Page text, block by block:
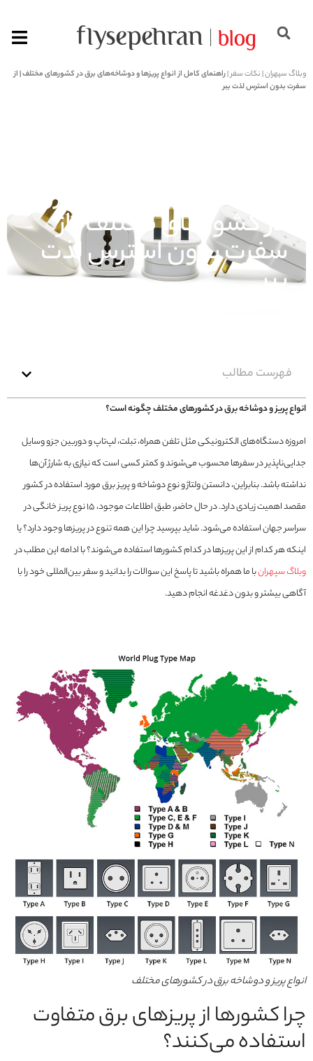
وبلاگ سپهران|نکات سفر|راهنمای کامل از انواع پریزها و دوشاخه‌های برق در کشورهای مختلف | از
سفرت بدون استرس لذت ببر
پریزها و دوشاخه‌های برق
در کشورهای مختلف | از
سفرت بدون استرس لذت
ببر
فهرست مطالب
انواع پریز و دوشاخه برق در کشورهای مختلف چگونه است؟
امروزه دستگاه‌های الکترونیکی مثل تلفن همراه، تبلت، لپ‌تاپ و دوربین جزو وسایل
جدایی‌ناپذیر در سفرها محسوب می‌شوند و کمتر کسی است که نیازی به شارژ آن‌ها
نداشته باشد. بنابراین، دانستن ولتاژ و نوع دوشاخه و پریز برق مورد استفاده در کشور
مقصد اهمیت زیادی دارد. در حال حاضر، طبق اطلاعات موجود، ۱۵ نوع پریز خانگی در
سراسر جهان استفاده می‌شود. شاید بپرسید چرا این همه تنوع در پریزها وجود دارد؟ یا
اینکه هر کدام از این پریزها در کدام کشورها استفاده می‌شوند؟ با ادامه این مطلب در
وبلاگ سپهرانبا ما همراه باشید تا پاسخ این سوالات را بدانید و سفر بین‌المللی خود را با
آگاهی بیشتر و بدون دغدغه انجام دهید.
انواع پریز و دوشاخه برق در کشورهای مختلف
چرا کشورها از پریزهای برق متفاوت
استفاده می‌کنند؟